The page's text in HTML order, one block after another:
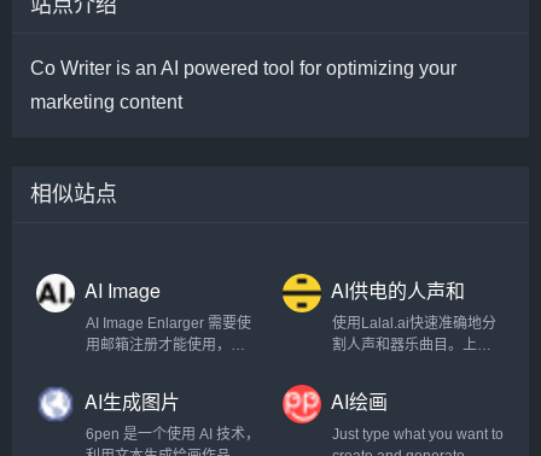
站点介绍
Co Writer is an AI powered tool for optimizing your
marketing content
相似站点
AI Image
Enlarger
AI Image Enlarger 需要使
用邮箱注册才能使用，注
额度。
AI供电的人声和
器乐曲目清除器
使用Lalal.ai快速准确地分
割人声和器乐曲目。上传
内接收高质量的提取曲
目。.
AI生成图片
6pen 是一个使用 AI 技术，
AI绘画
Just type what you want to